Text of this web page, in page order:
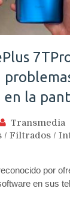
la
Transmedia
/ Filtrados /
por
en sus